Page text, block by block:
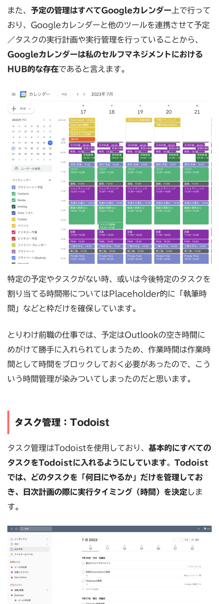
また、 予定の管理はすべてGoogleカレンダー 上で行って
おり、Googleカレンダーと他のツールを連携させて予定
／タスクの実行計画や実行管理を行っていることから、
Googleカレンダーは私のセルフマネジメントにおける
HUB的な存在であると言えます。
特定の予定やタスクがない時、或いは今後特定のタスクを
割り当てる時間帯についてはPlaceholder的に「執筆時
間」などと枠だけを確保しています。
とりわけ前職の仕事では、予定はOutlookの空き時間に
めがけて勝手に入れられてしまうため、作業時間は作業時
間として時間をブロックしておく必要があったので、こう
いう時間管理が染みついてしまったのだと思います。
タスク管理：Todoist
タスク管理はTodoistを使用しており、 基本的にすべての
タスクをTodoistに入れるようにしています。 Todoist
では、どのタスクを「何日にやるか」だけを管理してお
き、日次計画の際に実行タイミング（時間）を決定 しま
す。